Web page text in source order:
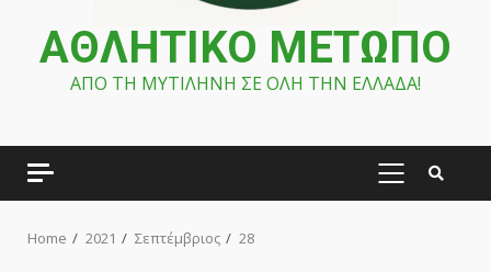
ΑΘΛΗΤΙΚΟ ΜΕΤΩΠΟ
ΑΠΟ ΤΗ ΜΥΤΙΛΗΝΗ ΣΕ ΟΛΗ ΤΗΝ ΕΛΛΑΔΑ!
PRIMARY
Home 2021 Σεπτέμβριος 28